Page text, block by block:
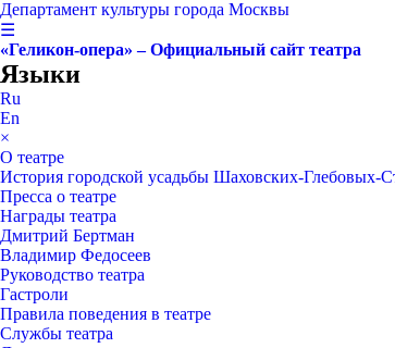
Департамент культуры города Москвы
☰
«Геликон-опера» – Официальный сайт театра
Языки
Ru
En
×
О театре
История городской усадьбы Шаховских-
Пресса о театре
Награды театра
Дмитрий Бертман
Владимир Федосеев
Руководство театра
Гастроли
Правила поведения в театре
Службы театра